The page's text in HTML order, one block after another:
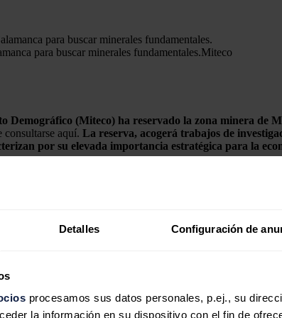
Detalles Configuración de
procesamos sus datos personales, p.ej., su
la información en su dispositivo con el fin de
para buscar minerales fundamentales.Miteco
(Miteco) ha reservado la zona minera de
aquí. La reserva, acogerá trabajos de
por su elevada importancia estratégica para la
de tres años. Durante 2026 se redactarán los proyectos
recogida de muestras superficiales, campañas
del Macizo Ibérico, tiene una superficie de 9.293
y molibdeno.
las tecnologías limpias, la producción de energías
tecnológica.